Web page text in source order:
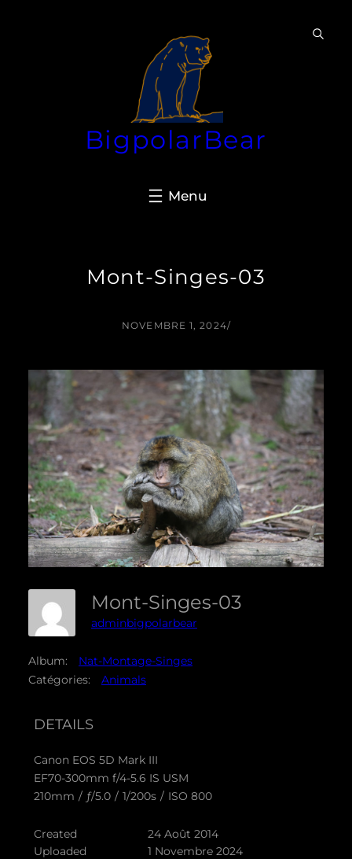
BigpolarBear
Mont-Singes-03
NOVEMBRE 1, 2024/
Mont-Singes-03
adminbigpolarbear
Album:
Nat-Montage-Singes
Catégories:
Animals
DETAILS
Canon EOS 5D Mark III
EF70-300mm f/4-5.6 IS USM
210mm / ƒ/5.0 / 1/200s / ISO 800
Created
24 Août 2014
Uploaded
1 Novembre 2024